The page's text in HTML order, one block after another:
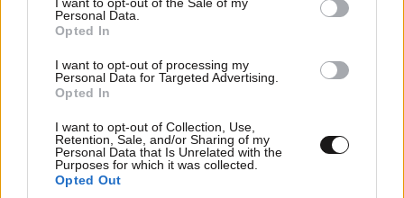
Personal Data.
Opted In
I want to opt-out of processing my
Personal Data for Targeted Advertising.
Opted In
I want to opt-out of Collection, Use,
Retention, Sale, and/or Sharing of my
Personal Data that Is Unrelated with the
Purposes for which it was collected.
Opted Out